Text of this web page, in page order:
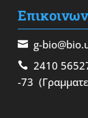
g-
2410
-73